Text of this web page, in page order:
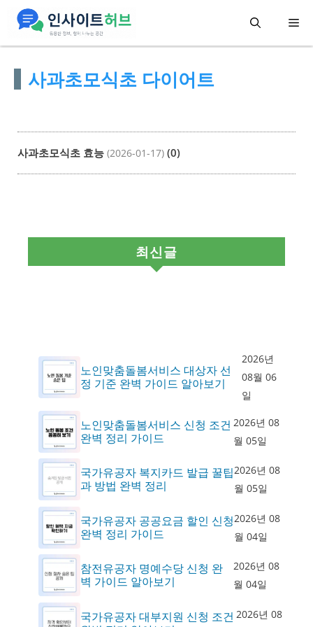
메
사과초모식초 다이어트
사과초모식초 효능 (2026-01-17) (0)
최신글
노인맞춤돌봄서비스 대상자 선
정 기준 완벽 가이드 알아보기
2026년
08월 06
일
노인맞춤돌봄서비스 신청 조건
완벽 정리 가이드
2026년 08
월 05일
국가유공자 복지카드 발급 꿀팁
과 방법 완벽 정리
2026년 08
월 05일
국가유공자 공공요금 할인 신청
완벽 정리 가이드
2026년 08
월 04일
참전유공자 명예수당 신청 완
벽 가이드 알아보기
2026년 08
월 04일
국가유공자 대부지원 신청 조건 2026년 08